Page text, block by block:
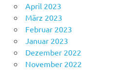
April 2023
März 2023
Februar 2023
Januar 2023
Dezember 2022
November 2022